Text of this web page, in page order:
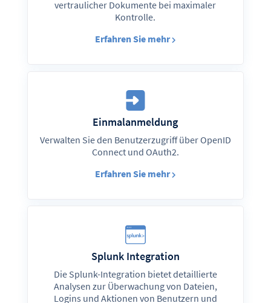
vertraulicher Dokumente bei maximaler
Kontrolle.
Erfahren Sie mehr
Einmalanmeldung
Verwalten Sie den Benutzerzugriff über OpenID
Connect und OAuth2.
Erfahren Sie mehr
Splunk Integration
Die Splunk-Integration bietet detaillierte
Analysen zur Überwachung von Dateien,
Logins und Aktionen von Benutzern und